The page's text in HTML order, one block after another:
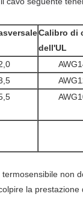
Calibro di
dell'UL
non
la